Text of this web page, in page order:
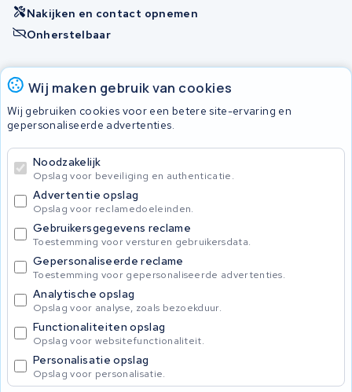
Wij maken gebruik van cookies
Wij gebruiken cookies voor een betere site-ervaring en
gepersonaliseerde advertenties.
Noodzakelijk
Opslag voor beveiliging en authenticatie.
Advertentie opslag
Opslag voor reclamedoeleinden.
Gebruikersgegevens reclame
Toestemming voor versturen gebruikersdata.
Gepersonaliseerde reclame
Toestemming voor gepersonaliseerde advertenties.
Analytische opslag
Opslag voor analyse, zoals bezoekduur.
Functionaliteiten opslag
Opslag voor websitefunctionaliteit.
Personalisatie opslag
Opslag voor personalisatie.
Nakijken en contact opnemen
Onherstelbaar
Accu's
Privacy Policy